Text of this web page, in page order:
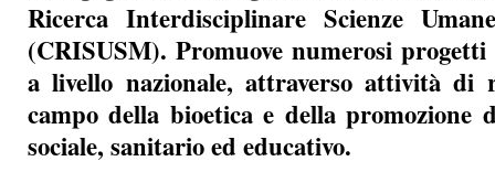
Un primo aspetto che vorrei sottolineare è
che attraversano e trasformano la nostra
comunità del mondo, chiedono di
vivere, di rivisitare quella dimensione di